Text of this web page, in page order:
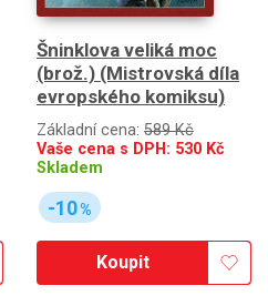
Šninklova veliká moc
(brož.) (Mistrovská díla
evropského komiksu)
Základní cena: 589 Kč
Vaše cena s DPH: 530 Kč
Skladem
-10%
Koupit